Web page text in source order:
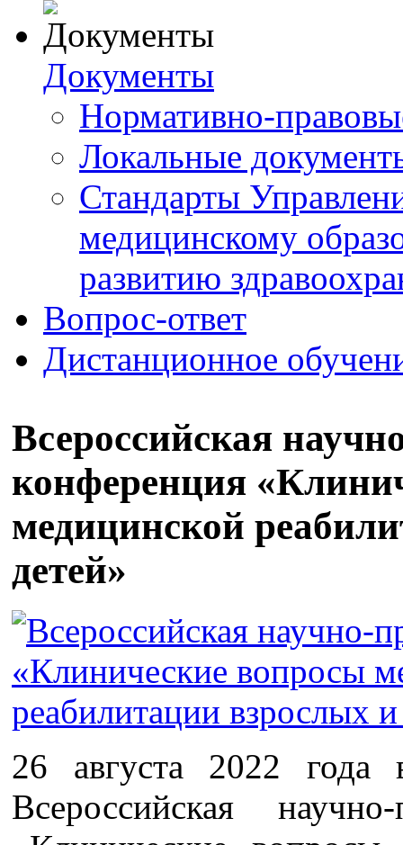
Документы
Нормативно-
Локальные
Стандарты
медицинскому
развитию
Вопрос-ответ
Дистанционное
Всероссийская
конференция
медицинской
детей»
26 августа 2022
Всероссийская